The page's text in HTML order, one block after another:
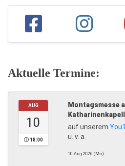
Aktuelle Termine:
AUG
10
18:00
Montagsmesse
auf unserem
u. v. a.
10.Aug.2026 (Mo)